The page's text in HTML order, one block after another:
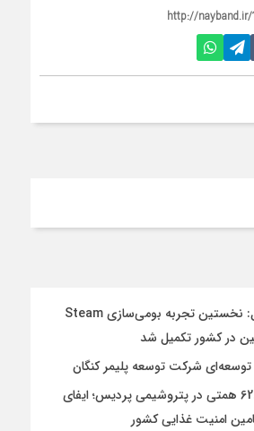
http://
به همت آریاساسول: نخستین تجربه بومی‌سازی Steam
شرکت توسعه پلیمر کنگان
ثبت رکورد فروش 62.1 همتی در پتروشیمی پردیس؛ ایفای
امنیت غذایی کشور